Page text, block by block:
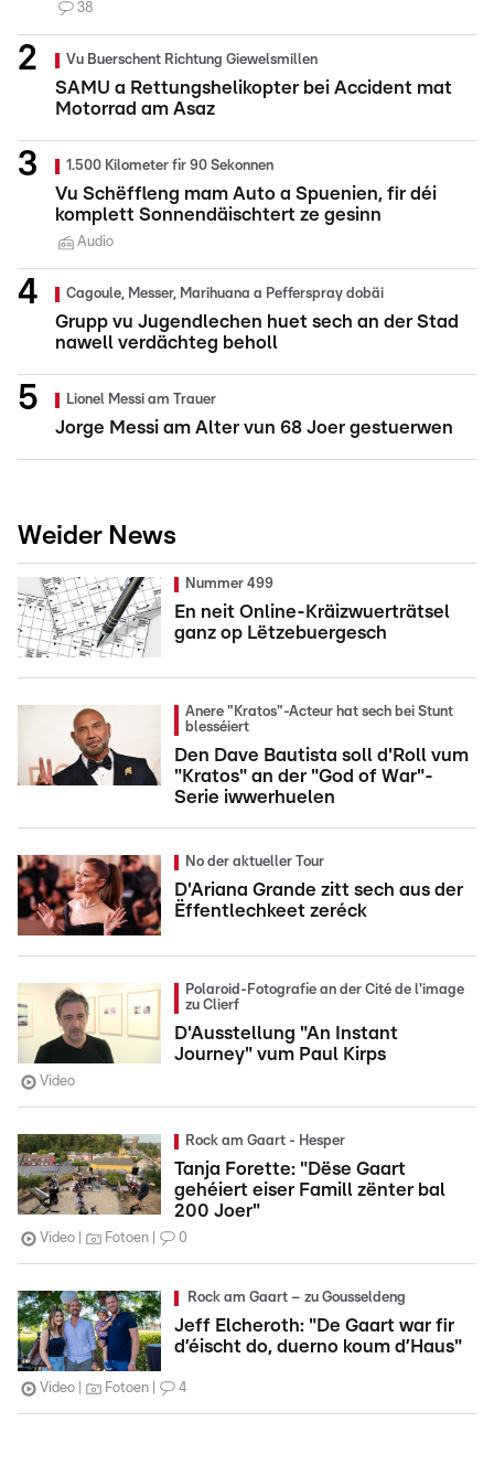
38
Vu Buerschent Richtung Giewelsmillen
SAMU a Rettungshelikopter bei Accident mat
Motorrad am Asaz
1.500 Kilometer fir 90 Sekonnen
Vu Schëffleng mam Auto a Spuenien, fir déi
komplett Sonnendäischtert ze gesinn
Audio
Cagoule, Messer, Marihuana a Pefferspray dobäi
Grupp vu Jugendlechen huet sech an der Stad
nawell verdächteg beholl
Lionel Messi am Trauer
Jorge Messi am Alter vun 68 Joer gestuerwen
Weider News
Nummer 499
En neit Online-Kräizwuerträtsel
ganz op Lëtzebuergesch
Anere "Kratos"-Acteur hat sech bei Stunt
blesséiert
Den Dave Bautista soll d'Roll vum
"Kratos" an der "God of War"-
Serie iwwerhuelen
No der aktueller Tour
D'Ariana Grande zitt sech aus der
Ëffentlechkeet zeréck
Polaroid-Fotografie an der Cité de l'image
zu Clierf
D'Ausstellung "An Instant
Journey" vum Paul Kirps
Video
Rock am Gaart - Hesper
Tanja Forette: "Dëse Gaart
gehéiert eiser Famill zënter bal
200 Joer"
Video Fotoen 0
Rock am Gaart – zu Gousseldeng
Jeff Elcheroth: "De Gaart war fir
d’éischt do, duerno koum d’Haus"
Video Fotoen 4